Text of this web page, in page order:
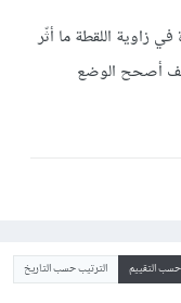
زاوية اللقطة ما أثّر
أصحح الوضع
التقييم الترتيب حسب التاريخ